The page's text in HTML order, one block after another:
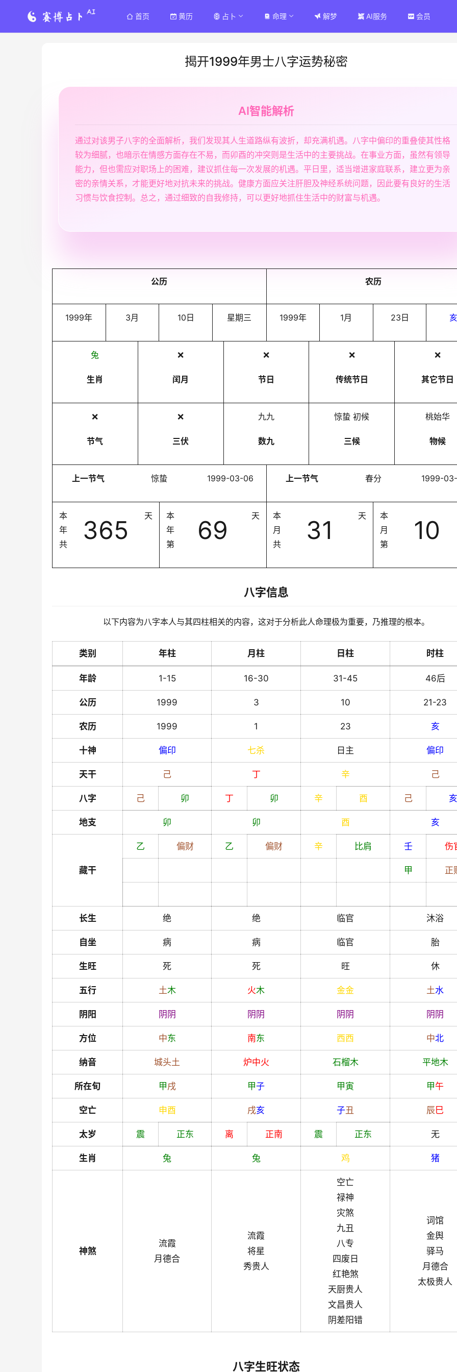
首页 黄历 占卜 命理 解梦 AI服务 会员
揭开1999年男士八字运势秘密
AI智能解析
通过对该男子八字的全面解析，我们发现其人生道路纵有波折，却充满机遇。八字中偏印的重叠使其性格
较为细腻，也暗示在情感方面存在不易，而卯酉的冲突则是生活中的主要挑战。在事业方面，虽然有领导
能力，但也需应对职场上的困难，建议抓住每一次发展的机遇。平日里，适当增进家庭联系，建立更为亲
密的亲情关系，才能更好地对抗未来的挑战。健康方面应关注肝胆及神经系统问题，因此要有良好的生活
习惯与饮食控制。总之，通过细致的自我修持，可以更好地抓住生活中的财富与机遇。
公历
1999年 3月 10日 星期三
农历
1999年 1月 23日 亥
兔
生肖
❌
闰月
❌
节日
❌
传统节日
❌
其它节日
❌
节气
❌
三伏
九九
数九
惊蛰 初候
三候
桃始华
物候
上一节气 惊蛰 1999-03-06 上一节气 春分 1999-
本
年
共
365 天
本
年
第
69 天
本
月
共
31 天
本
月
第
10
八字信息
以下内容为八字本人与其四柱相关的内容，这对于分析此人命理极为重要，乃推理的根本。
类别 年柱 月柱 日柱 时柱
年龄 1-15 16-30 31-45 46后
公历 1999 3 10 21-23
农历 1999 1 23 亥
十神 偏印 七杀 日主 偏印
天干 己 丁 辛 己
八字 己 卯 丁 卯 辛 酉 己 亥
地支 卯 卯 酉 亥
藏干
乙 偏财 乙 偏财 辛 比肩 壬 伤
甲 正
长生 绝 绝 临官 沐浴
自坐 病 病 临官 胎
生旺 死 死 旺 休
五行 土木 火木 金金 土水
阴阳 阴 阴 阴 阴 阴 阴 阴 阴
方位 中东 南东 西西 中北
纳音 城头土 炉中火 石榴木 平地木
所在旬 甲戌 甲子 甲寅 甲午
空亡 申酉 戌亥 子丑 辰巳
太岁 震 正东 离 正南 震 正东 无
生肖 兔 兔 鸡 猪
神煞
流霞
月德合
流霞
将星
秀贵人
空亡
禄神
灾煞
九丑
八专
四废日
红艳煞
天厨贵人
文昌贵人
阴差阳错
词馆
金舆
驿马
月德合
太极贵人
八字生旺状态